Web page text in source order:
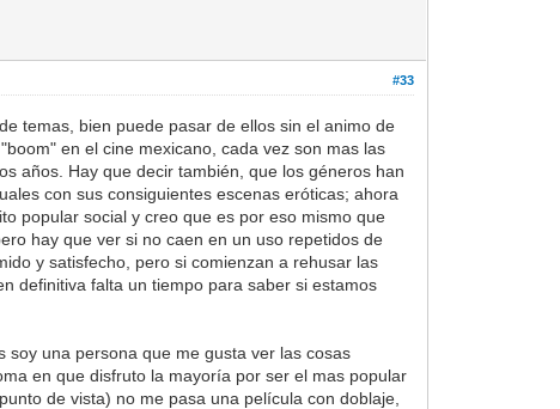
#33
temas, bien puede pasar de ellos sin el animo de
en el cine mexicano, cada vez son mas las
años. Hay que decir también, que los géneros han
con sus consiguientes escenas eróticas; ahora
popular social y creo que es por eso mismo que
hay que ver si no caen en un uso repetidos de
y satisfecho, pero si comienzan a rehusar las
definitiva falta un tiempo para saber si estamos
una persona que me gusta ver las cosas
en que disfruto la mayoría por ser el mas popular
de vista) no me pasa una película con doblaje,